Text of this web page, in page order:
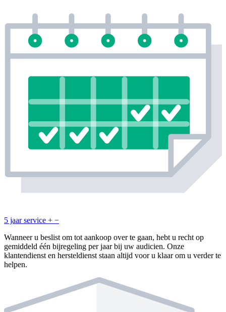
5 jaar service + −
Wanneer u beslist om tot aankoop over te gaan, hebt u recht op
gemiddeld één bijregeling per jaar bij uw audicien. Onze
klantendienst en hersteldienst staan altijd voor u klaar om u verder te
helpen.